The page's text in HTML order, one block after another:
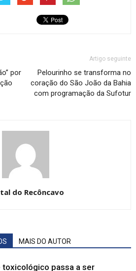
por
Artigo seguinte
Pelourinho se transforma no
coração do São João da Bahia
com programação da Sufotur
do Recôncavo
MAIS DO AUTOR
toxicológico passa a ser